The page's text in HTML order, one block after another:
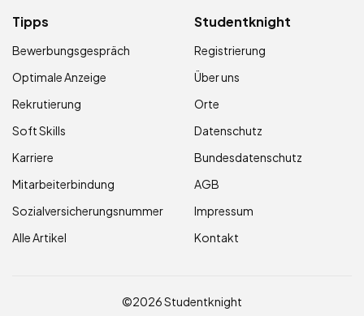
Tipps
Bewerbungsgespräch
Optimale Anzeige
Rekrutierung
Soft Skills
Karriere
Mitarbeiterbindung
Sozialversicherungsnummer
Alle Artikel
Studentknight
Registrierung
Über uns
Orte
Datenschutz
Bundesdatenschutz
AGB
Impressum
Kontakt
©2026 Studentknight